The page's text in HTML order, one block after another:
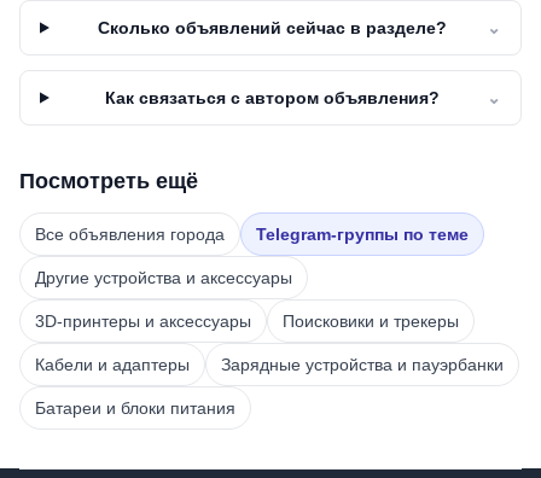
Сколько объявлений сейчас в разделе? ⌄
Как связаться с автором объявления? ⌄
Посмотреть ещё
Все объявления города Telegram-группы по теме
Другие устройства и аксессуары
3D-принтеры и аксессуары Поисковики и трекеры
Кабели и адаптеры Зарядные устройства и пауэрбанки
Батареи и блоки питания